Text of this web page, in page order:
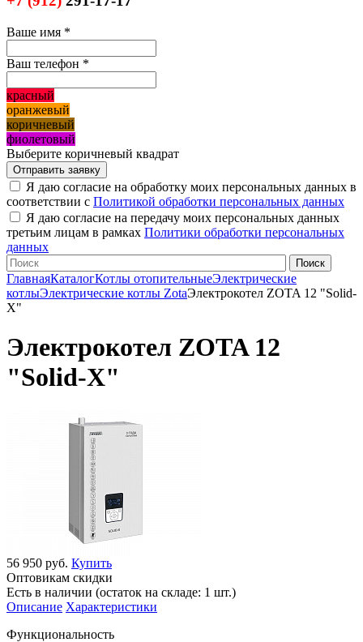
Ваше имя *
Ваш телефон *
красный
оранжевый
коричневый
фиолетовый
Выберите коричневый квадрат
Я даю согласие на обработку моих персональных данных в
соответствии с Политикой обработки персональных данных
Я даю согласие на передачу моих персональных данных
третьим лицам в рамках Политики обработки персональных
данных
ГлавнаяКаталогКотлы отопительныеЭлектрические
котлыЭлектрические котлы ZotaЭлектрокотел ZOTA 12 "Solid-
X"
Электрокотел ZOTA 12
"Solid-X"
56 950 руб. Купить
Оптовикам скидки
Есть в наличии (остаток на складе: 1 шт.)
Описание Характеристики
Функциональность